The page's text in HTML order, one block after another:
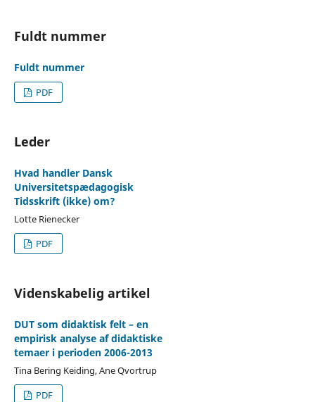
Fuldt nummer
Fuldt nummer
PDF
Leder
Hvad handler Dansk
Universitetspædagogisk
Tidsskrift (ikke) om?
Lotte Rienecker
PDF
Videnskabelig artikel
DUT som didaktisk felt – en
empirisk analyse af didaktiske
temaer i perioden 2006-2013
Tina Bering Keiding, Ane Qvortrup
PDF